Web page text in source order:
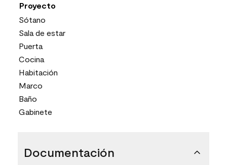
Proyecto
Sótano
Sala de estar
Puerta
Cocina
Habitación
Marco
Baño
Gabinete
Documentación